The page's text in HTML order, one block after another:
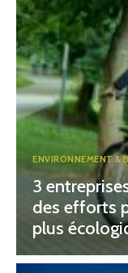
ENVIRONNEMENT &
3
des efforts
plus